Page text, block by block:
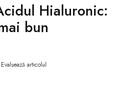
Hialuronic:
bun
articolul